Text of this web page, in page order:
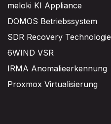
meloki KI Appliance
DOMOS Betriebssystem
SDR Recovery Technologie
6WIND VSR
IRMA Anomalieerkennung
Proxmox Virtualisierung